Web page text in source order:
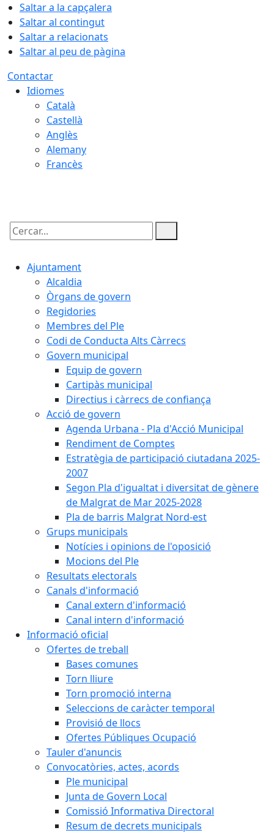
Saltar a la capçalera
Saltar al contingut
Saltar a relacionats
Saltar al peu de pàgina
Contactar
Idiomes
Català
Castellà
Anglès
Alemany
Francès
Cercar:
Ajuntament
Alcaldia
Òrgans de govern
Regidories
Membres del Ple
Codi de Conducta Alts Càrrecs
Govern municipal
Equip de govern
Cartipàs municipal
Directius i càrrecs de confiança
Acció de govern
Agenda Urbana - Pla d'Acció Municipal
Rendiment de Comptes
Estratègia de participació ciutadana 2025-
2007
Segon Pla d'igualtat i diversitat de gènere
de Malgrat de Mar 2025-2028
Pla de barris Malgrat Nord-est
Grups municipals
Notícies i opinions de l'oposició
Mocions del Ple
Resultats electorals
Canals d'informació
Canal extern d'informació
Canal intern d'informació
Informació oficial
Ofertes de treball
Bases comunes
Torn lliure
Torn promoció interna
Seleccions de caràcter temporal
Provisió de llocs
Ofertes Públiques Ocupació
Tauler d'anuncis
Convocatòries, actes, acords
Ple municipal
Junta de Govern Local
Comissió Informativa Directoral
Resum de decrets municipals